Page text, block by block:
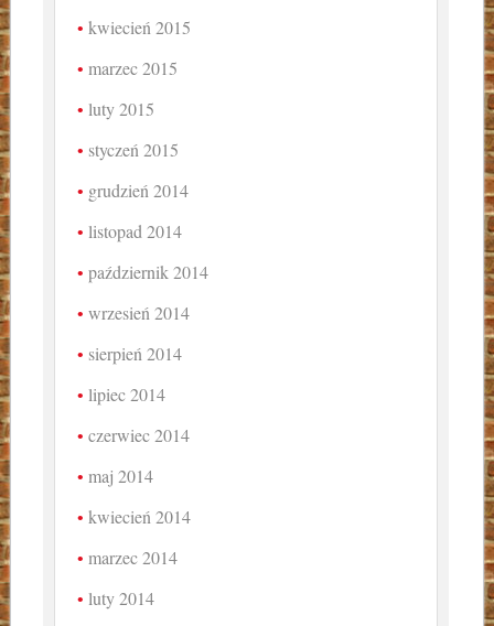
kwiecień 2015
marzec 2015
luty 2015
styczeń 2015
grudzień 2014
listopad 2014
październik 2014
wrzesień 2014
sierpień 2014
lipiec 2014
czerwiec 2014
maj 2014
kwiecień 2014
marzec 2014
luty 2014